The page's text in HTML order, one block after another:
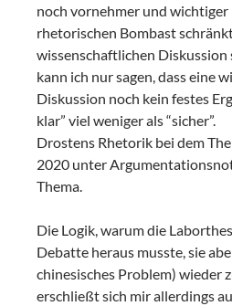
noch vornehmer und wichtiger
rhetorischen Bombast
wissenschaftlichen Diskussion
kann ich nur sagen, dass eine
Diskussion noch kein festes
klar” viel weniger als “sicher”.
Drostens Rhetorik bei dem
2020 unter
Thema.
Die Logik, warum die
Debatte heraus musste, sie
chinesisches Problem) wieder
erschließt sich mir allerdings